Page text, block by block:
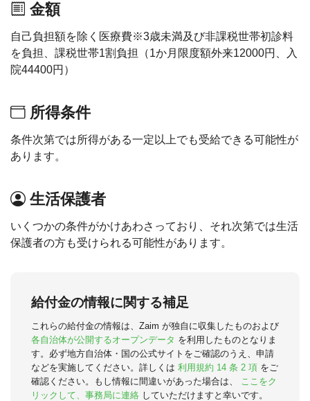
金額
自己負担額を除く医療費※3歳未満及び非課税世帯初診料
を負担、課税世帯1割負担（1か月限度額外来12000円、入
院44400円）
所得条件
条件次第では所得がある一定以上でも受給できる可能性が
あります。
生活保護者
いくつかの条件がかけあわさっており、それ次第では生活
保護者の方も受けられる可能性があります。
給付金の情報に関する補足
これらの給付金の情報は、Zaim が独自に収集したものおよび
各自治体が公開するオープンデータ を利用したものとなりま
す。必ず地方自治体・国の公式サイトをご確認のうえ、申請
などを実施してください。詳しくは 利用規約 14 条 2 項 をご
確認ください。もし情報に間違いがあった場合は、
ここをク
リックして、事務局に連絡 していただけますと幸いです。